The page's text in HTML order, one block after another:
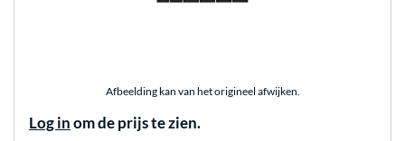
Afbeelding kan van het origineel afwijken.
Log in om de prijs te zien.